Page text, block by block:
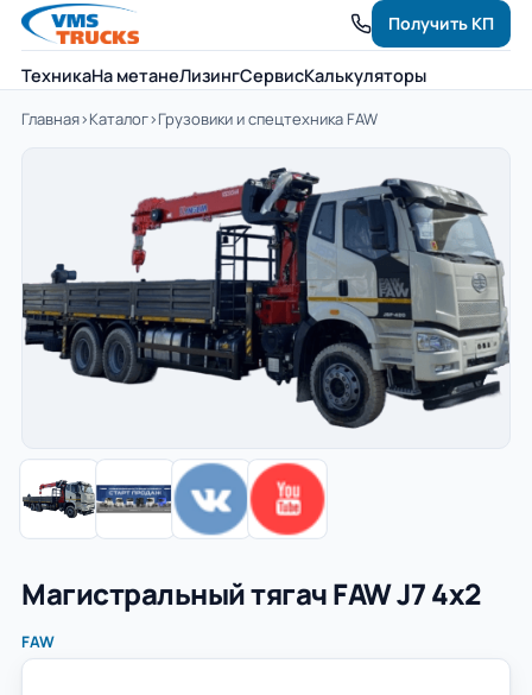
ТехникаНа метанеЛизингСервисКалькуляторы
Получить КП
Главная›Каталог›Грузовики и спецтехника FAW
Магистральный тягач FAW J7 4x2
FAW